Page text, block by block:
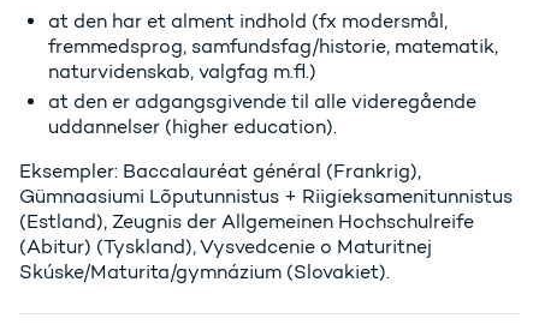
at den har et alment indhold (fx modersmål,
fremmedsprog, samfundsfag/historie, matematik,
naturvidenskab, valgfag m.fl.)
at den er adgangsgivende til alle videregående
uddannelser (higher education).
Eksempler: Baccalauréat général (Frankrig),
Gümnaasiumi Lõputunnistus + Riigieksamenitunnistus
(Estland), Zeugnis der Allgemeinen Hochschulreife
(Abitur) (Tyskland), Vysvedcenie o Maturitnej
Skúske/Maturita/gymnázium (Slovakiet).